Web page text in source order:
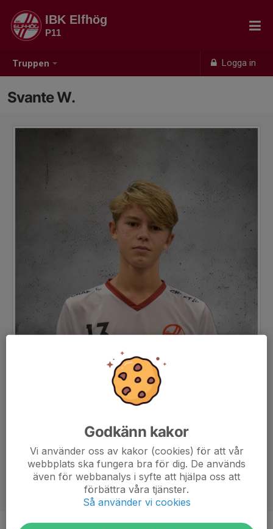
Truppen Logga in
IBK Elfhög
P11
Svante W.
Godkänn kakor
Vi använder oss av kakor (cookies) för att vår
webbplats ska fungera bra för dig. De används
även för webbanalys i syfte att hjälpa oss att
förbättra våra tjänster.
Så använder vi cookies